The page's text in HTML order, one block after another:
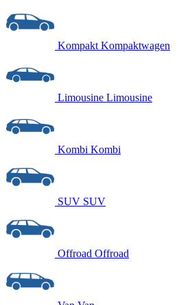
Kompakt Kompaktwagen
Limousine Limousine
Kombi Kombi
SUV SUV
Offroad Offroad